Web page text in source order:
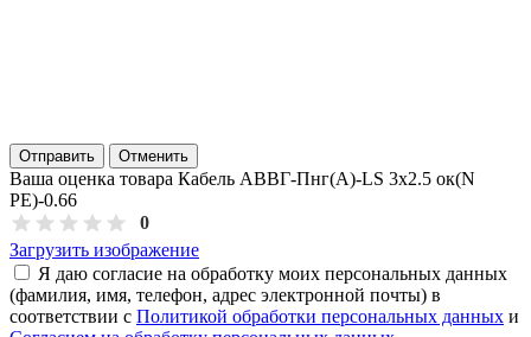
Отправить Отменить
Ваша оценка товара Кабель АВВГ-Пнг(А)-LS 3х2.5 ок(N
PE)-0.66
0
Загрузить изображение
Я даю согласие на обработку моих персональных данных
(фамилия, имя, телефон, адрес электронной почты) в
соответствии с Политикой обработки персональных данных и